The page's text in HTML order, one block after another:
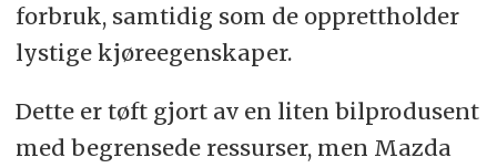
forbruk, samtidig som de opprettholder
lystige kjøreegenskaper.
Dette er tøft gjort av en liten bilprodusent
med begrensede ressurser, men Mazda